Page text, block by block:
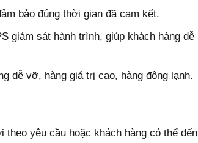
bảo đúng thời gian đã cam kết.
giám sát hành trình, giúp khách hàng dễ
dễ vỡ, hàng giá trị cao, hàng đông lạnh.
yêu cầu hoặc khách hàng có thể đến